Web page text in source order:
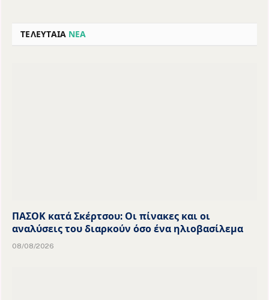
ΤΕΛΕΥΤΑΙΑ ΝΕΑ
ΠΑΣΟΚ κατά Σκέρτσου: Οι πίνακες και οι
αναλύσεις του διαρκούν όσο ένα ηλιοβασίλεμα
08/08/2026